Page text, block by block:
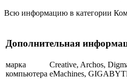
Всю информацию в категории
Дополнительная
марка
компьютера
Creative, Archos,
eMachines,